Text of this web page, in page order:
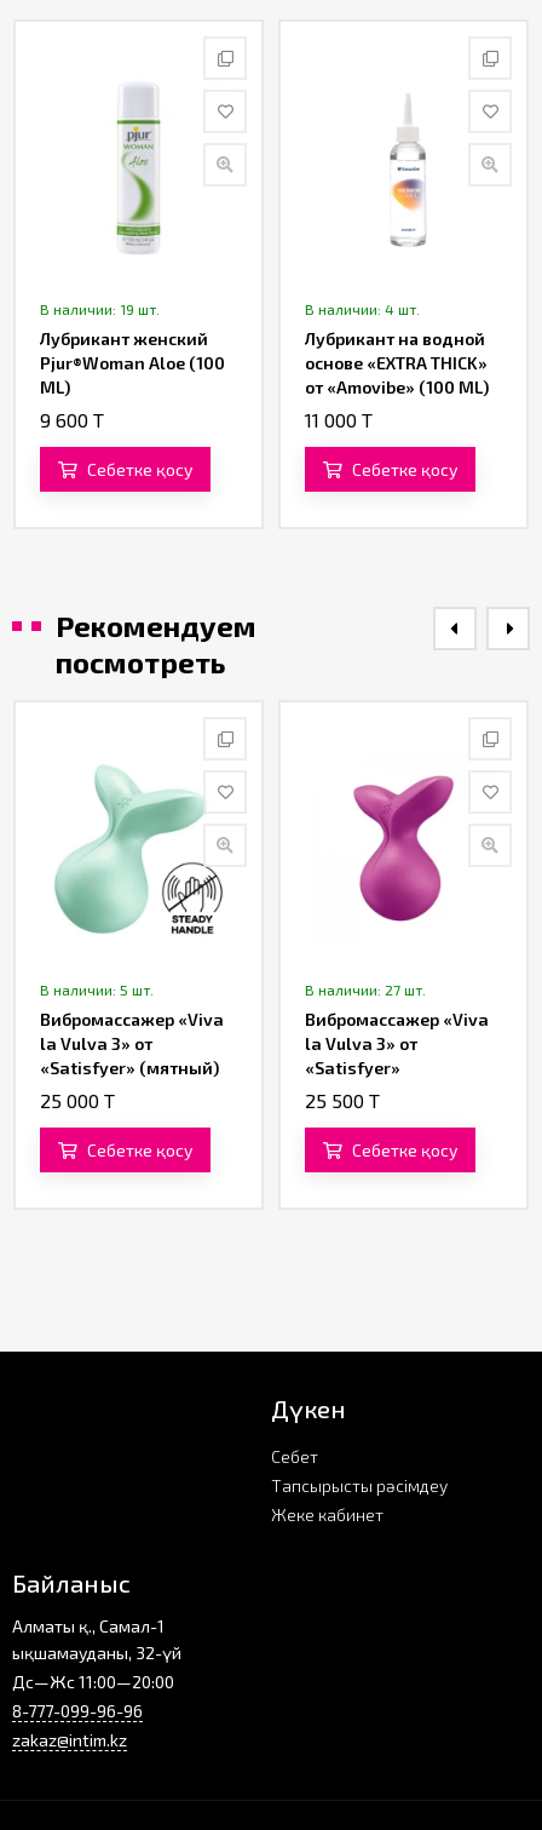
В наличии: 19 шт.
Лубрикант женский
Pjur®Woman Aloe (100
ML)
9 600 T
Себетке қосу
В наличии: 4 шт.
Лубрикант на водной
основе «EXTRA THICK»
от «Amovibe» (100 ML)
11 000 T
Себетке қосу
Рекомендуем
посмотреть
В наличии: 5 шт.
Вибромассажер «Viva
la Vulva 3» от
«Satisfyer» (мятный)
25 000 T
Себетке қосу
В наличии: 27 шт.
Вибромассажер «Viva
la Vulva 3» от
«Satisfyer»
(фиолетовый)
25 500 T
Себетке қосу
Дүкен
Себет
Тапсырысты рәсімдеу
Жеке кабинет
Байланыс
Алматы қ., Самал-1
ықшамауданы, 32-үй
Дс—Жс 11:00—20:00
8-777-099-96-96
zakaz@intim.kz